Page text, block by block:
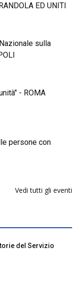
ED UNITI
sulla
- ROMA
persone con
Vedi tutti gli eventi
del Servizio